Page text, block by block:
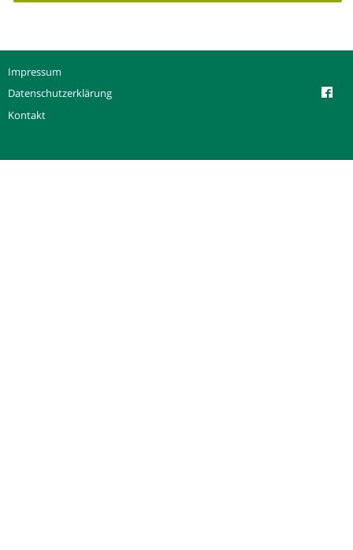
Impressum
Datenschutzerklärung
Kontakt